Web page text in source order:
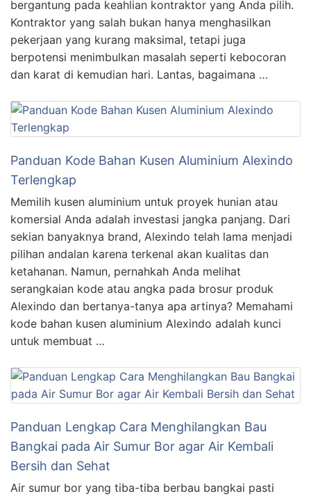
bergantung pada keahlian kontraktor yang Anda pilih.
Kontraktor yang salah bukan hanya menghasilkan
pekerjaan yang kurang maksimal, tetapi juga
berpotensi menimbulkan masalah seperti kebocoran
dan karat di kemudian hari. Lantas, bagaimana …
Panduan Kode Bahan Kusen Aluminium Alexindo
Terlengkap
Memilih kusen aluminium untuk proyek hunian atau
komersial Anda adalah investasi jangka panjang. Dari
sekian banyaknya brand, Alexindo telah lama menjadi
pilihan andalan karena terkenal akan kualitas dan
ketahanan. Namun, pernahkah Anda melihat
serangkaian kode atau angka pada brosur produk
Alexindo dan bertanya-tanya apa artinya? Memahami
kode bahan kusen aluminium Alexindo adalah kunci
untuk membuat …
Panduan Lengkap Cara Menghilangkan Bau
Bangkai pada Air Sumur Bor agar Air Kembali
Bersih dan Sehat
Air sumur bor yang tiba-tiba berbau bangkai pasti